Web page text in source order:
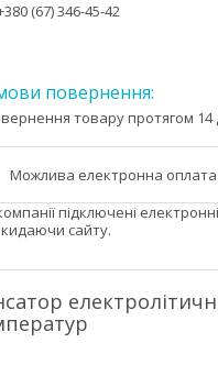
(67) 346-45-42
товару протягом 14
підключені
сайту.